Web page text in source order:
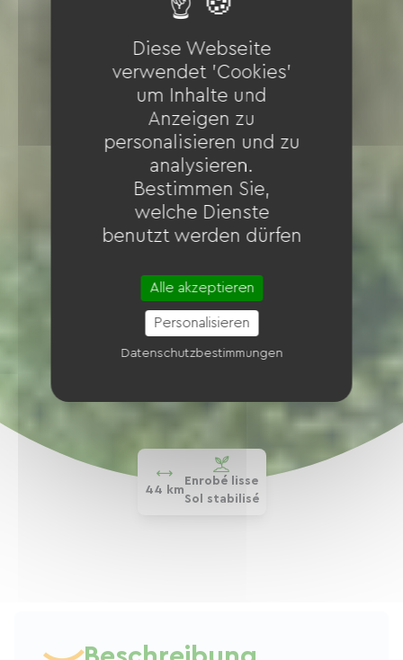
44 km
Enrobé lisse
Sol stabilisé
Diese Webseite
verwendet 'Cookies'
um Inhalte und
Anzeigen zu
personalisieren und zu
analysieren.
Bestimmen Sie,
welche Dienste
benutzt werden dürfen
Alle akzeptieren
Personalisieren
Datenschutzbestimmungen